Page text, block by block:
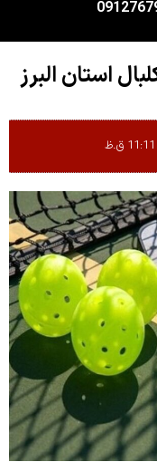
استان البرز
11:11 ق.ظ